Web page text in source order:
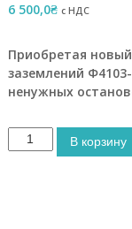
е
м
р
и
з
6 500,0₴ с НДС
Приобретая
заземлений
ненужных
о
В корзину